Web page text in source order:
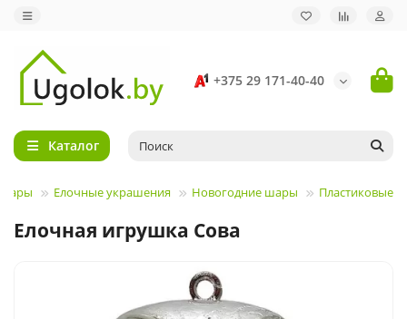
+375 29 171-40-40
Каталог
Елочные украшения Новогодние шары Пластиковые
Елочная игрушка Сова